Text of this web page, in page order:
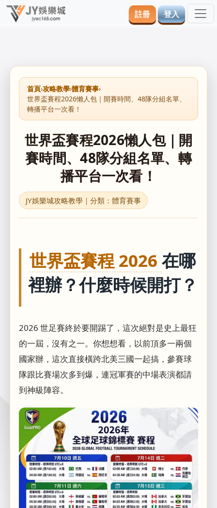
註冊 登入
首頁›攻略教學›體育賽事›
世界盃賽程2026懶人包｜開賽時間、48隊分組名單、
轉播平台一次看！
世界盃賽程2026懶人包｜開
賽時間、48隊分組名單、轉
播平台一次看！
JY娛樂城攻略教學｜分類：體育賽事
世界盃賽程 2026 在哪
裡辦？什麼時候開打？
2026 世足賽終於要開踢了，這次絕對是史上最狂
的一屆，沒有之一。你想想看，以前頂多一兩個
國家辦，這次直接橫跨北美三國一起搞，參賽球
隊跟比賽場次多到爆，連冠軍賽的中場表演都請
到神級陣容。